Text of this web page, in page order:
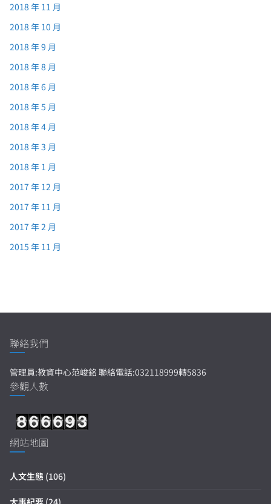
2018 年 11 月
2018 年 10 月
2018 年 9 月
2018 年 8 月
2018 年 6 月
2018 年 5 月
2018 年 4 月
2018 年 3 月
2018 年 1 月
2017 年 12 月
2017 年 11 月
2017 年 2 月
2015 年 11 月
聯絡我們
管理員:教資中心范峻銘 聯絡電話:032118999轉5836
參觀人數
網站地圖
人文生態 (106)